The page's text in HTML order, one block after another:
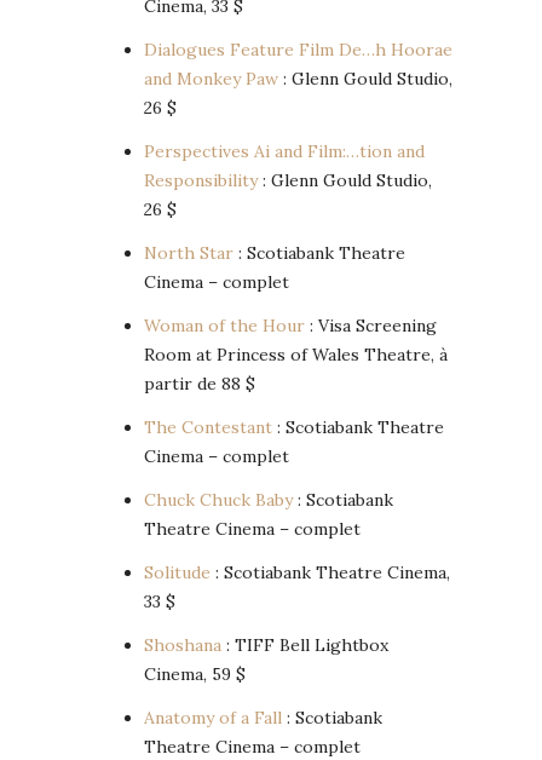
Cinema, 33 $
Dialogues Feature Film De…h Hoorae
and Monkey Paw : Glenn Gould Studio,
26 $
Perspectives Ai and Film:…tion and
Responsibility: Glenn Gould Studio,
26 $
North Star : Scotiabank Theatre
Cinema – complet
Woman of the Hour : Visa Screening
Room at Princess of Wales Theatre, à
partir de 88 $
The Contestant : Scotiabank Theatre
Cinema – complet
Chuck Chuck Baby: Scotiabank
Theatre Cinema – complet
Solitude : Scotiabank Theatre Cinema,
33 $
Shoshana : TIFF Bell Lightbox
Cinema, 59 $
Anatomy of a Fall : Scotiabank
Theatre Cinema – complet